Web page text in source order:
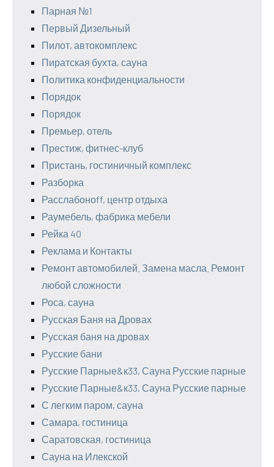
Парная №1
Первый Дизельный
Пилот, автокомплекс
Пиратская бухта, сауна
Политика конфиденциальности
Порядок
Порядок
Премьер, отель
Престиж, фитнес-клуб
Пристань, гостиничный комплекс
Разборка
Расслабоноff, центр отдыха
Раумебель, фабрика мебели
Рейка 40
Реклама и Контакты
Ремонт автомобилей. Замена масла. Ремонт
любой сложности
Роса, сауна
Русская Баня на Дровах
Русская баня на дровах
Русские бани
Русские Парные&к33, Сауна Русские парные
Русские Парные&к33, Сауна Русские парные
С легким паром, сауна
Самара, гостиница
Саратовская, гостиница
Сауна на Илекской